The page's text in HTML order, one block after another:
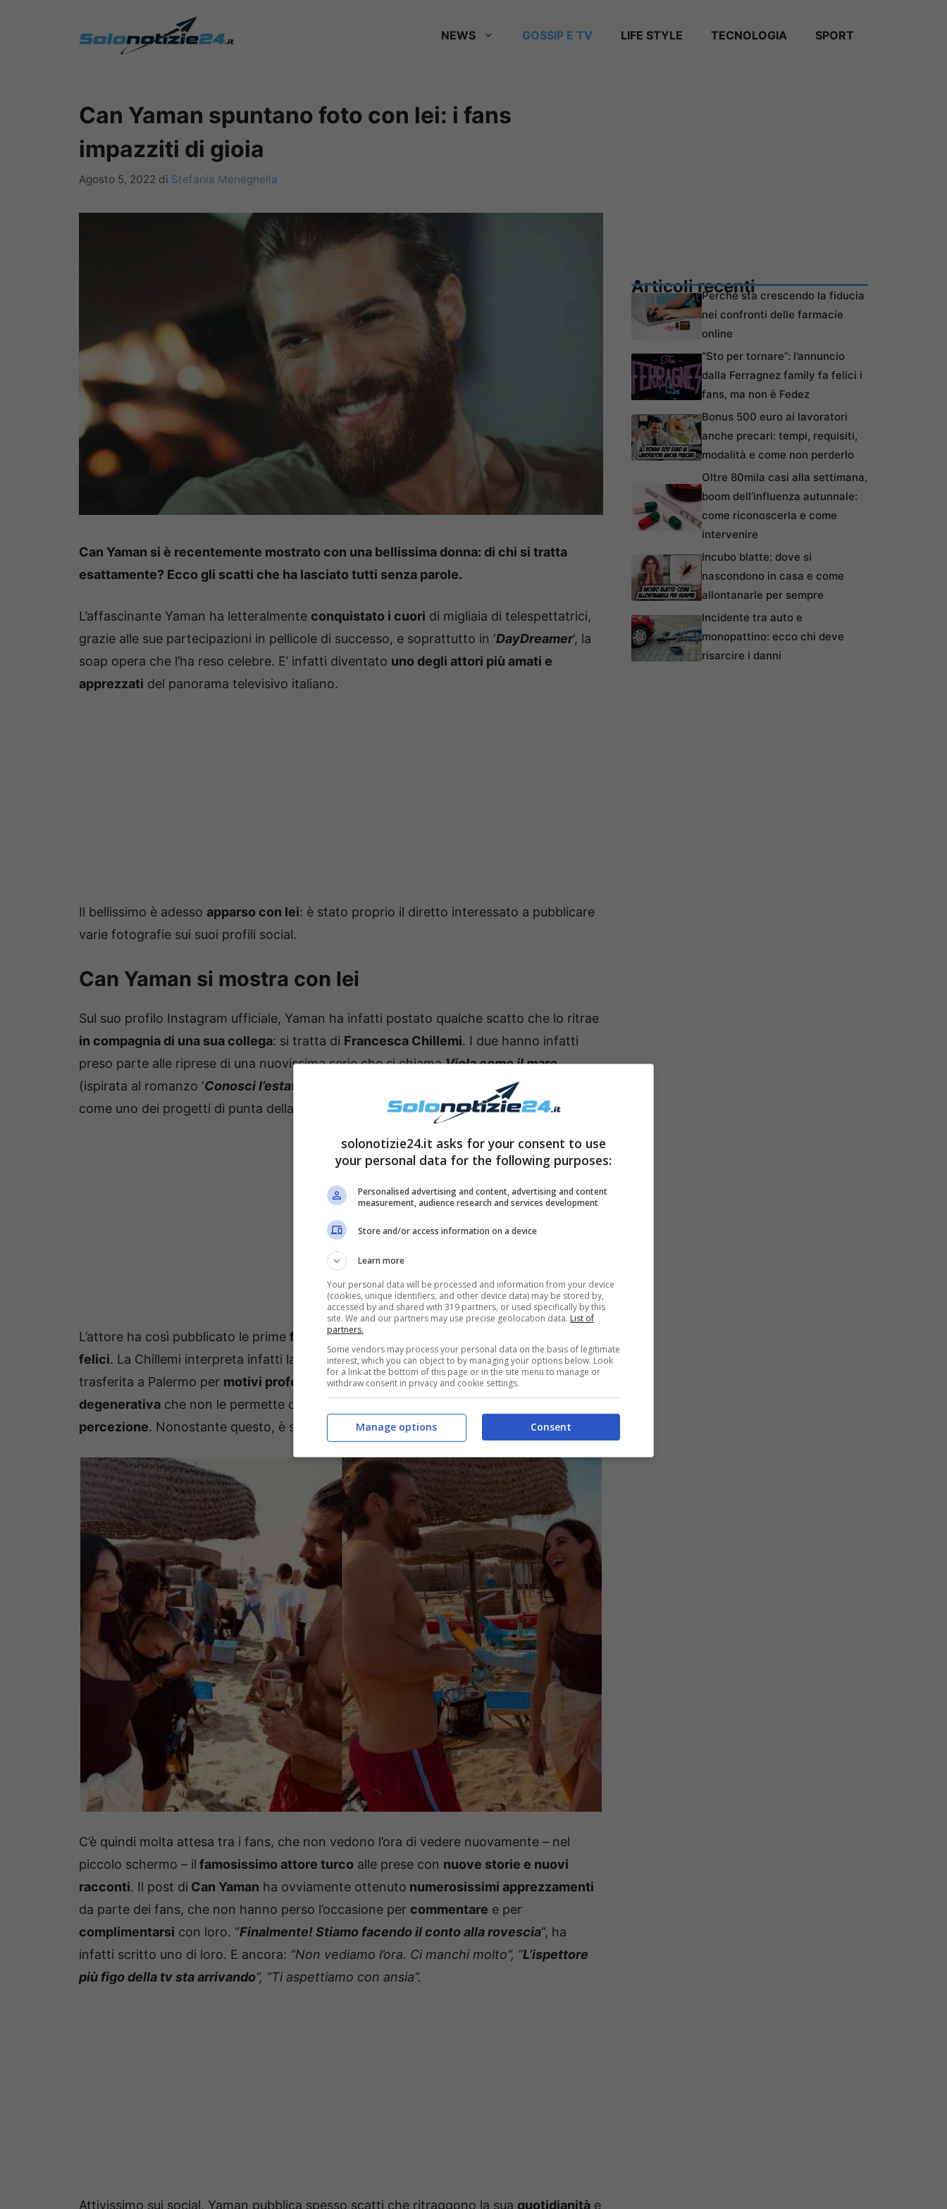
NEWS GOSSIP E TV LIFE STYLE TECNOLOGIA SPORT
Can Yaman spuntano foto con lei: i fans
impazziti di gioia
Agosto 5, 2022 di Stefania Meneghella
Can Yaman si è recentemente mostrato con una bellissima donna: di chi si tratta
esattamente? Ecco gli scatti che ha lasciato tutti senza parole.
L’affascinante Yaman ha letteralmente conquistato i cuori di migliaia di telespettatrici,
grazie alle sue partecipazioni in pellicole di successo, e soprattutto in ‘DayDreamer‘, la
soap opera che l’ha reso celebre. E’ infatti diventato uno degli attori più amati e
apprezzati del panorama televisivo italiano.
Il bellissimo è adesso apparso con lei: è stato proprio il diretto interessato a pubblicare
varie fotografie sui suoi profili social.
Can Yaman si mostra con lei
Sul suo profilo Instagram ufficiale, Yaman ha infatti postato qualche scatto che lo ritrae
in compagnia di una sua collega: si tratta di Francesca Chillemi. I due hanno infatti
preso parte alle riprese di una nuovissima serie che si chiamaViola come il mare
(ispirata al romanzo ‘Conosci l’estate?
), che è già considerata
come uno dei progetti di punta della prossima
stagione televisiva di Mediaset.
L’attore ha così pubblicato le prime fotografie di scena
felici. La Chillemi interpreta infatti la bellissima Viola, una giornalista romana che si è
trasferita a Palermo per motivi professionali. La giovane donna ha però una
malattia
degenerativa che non le permette di muoversi, ed è inoltre affetta da un
percezione. Nonostante questo, è sempre riuscita a lavorare al meglio
C’è quindi molta attesa tra i fans, che non vedono l’ora di vedere nuovamente – nel
piccolo schermo – il famosissimo attore turco alle prese con nuove storie e nuovi
racconti. Il post di Can Yaman ha ovviamente ottenuto numerosissimi apprezzamenti
da parte dei fans, che non hanno perso l’occasione per commentare e per
complimentarsi con loro. “Finalmente! Stiamo facendo il conto alla rovescia“, ha
infatti scritto uno di loro. E ancora: “Non vediamo l’ora. Ci manchi molto”, “L’ispettore
più figo della tv sta arrivando“, “Ti aspettiamo con ansia”.
Attivissimo sui social, Yaman pubblica spesso scatti che ritraggono la sua quotidianità e
Articoli recentiPerché sta crescendo la fiducia
nei confronti delle farmacie
online
“Sto per tornare”: l’annuncio
dalla Ferragnez family fa felici i
fans, ma non è Fedez
Bonus 500 euro ai lavoratori
anche precari: tempi, requisiti,
modalità e come non perderlo
Oltre 80mila casi alla settimana,
boom dell’influenza autunnale:
come riconoscerla e come
intervenire
Incubo blatte: dove si
nascondono in casa e come
allontanarle per sempre
Incidente tra auto e
monopattino: ecco chi deve
risarcire i danni
solonotizie24.it asks for your consent to use
your personal data for the following purposes:
Personalised advertising and content, advertising and content
measurement, audience research and services development
Store and/or access information on a device
Learn more
Your personal data will be processed and information from your device
(cookies, unique identifiers, and other device data) may be stored by,
accessed by and shared with 319 partners, or used specifically by this
site. We and our partners may use precise geolocation data. List of
partners.
Some vendors may process your personal data on the basis of legitimate
interest, which you can object to by managing your options below. Look
for a link at the bottom of this page or in the site menu to manage or
withdraw consent in privacy and cookie settings.
Consent
Manage options